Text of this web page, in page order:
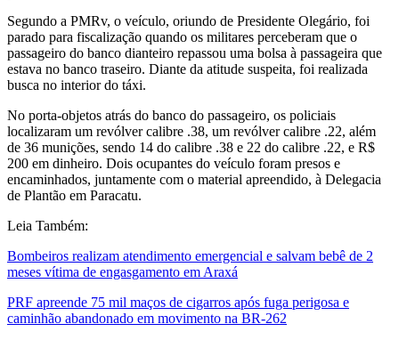
Segundo a PMRv, o veículo, oriundo de Presidente Olegário, foi
parado para fiscalização quando os militares perceberam que o
passageiro do banco dianteiro repassou uma bolsa à passageira que
estava no banco traseiro. Diante da atitude suspeita, foi realizada
busca no interior do táxi.
No porta-objetos atrás do banco do passageiro, os policiais
localizaram um revólver calibre .38, um revólver calibre .22, além
de 36 munições, sendo 14 do calibre .38 e 22 do calibre .22, e R$
200 em dinheiro. Dois ocupantes do veículo foram presos e
encaminhados, juntamente com o material apreendido, à Delegacia
de Plantão em Paracatu.
Leia Também:
Bombeiros realizam atendimento emergencial e salvam bebê de 2
meses vítima de engasgamento em Araxá
PRF apreende 75 mil maços de cigarros após fuga perigosa e
caminhão abandonado em movimento na BR-262